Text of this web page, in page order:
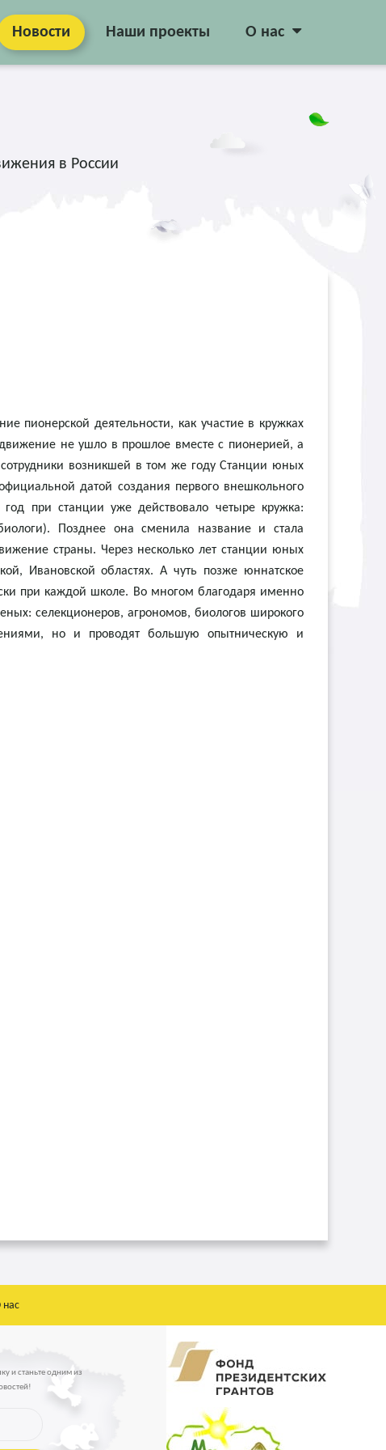
Новости Наши проекты О нас
в России
пионерской деятельности, как участие в кружках
движение не ушло в прошлое вместе с пионерией, а
возникшей в том же году Станции юных
датой создания первого внешкольного
при станции уже действовало четыре кружка:
Позднее она сменила название и стала
страны. Через несколько лет станции юных
Ивановской областях. А чуть позже юннатское
при каждой школе. Во многом благодаря именно
селекционеров, агрономов, биологов широкого
но и проводят большую опытническую и
нас
и станьте одним из